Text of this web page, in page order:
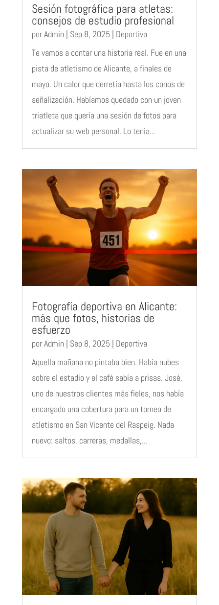
Sesión fotográfica para atletas:
consejos de estudio profesional
porAdmin | Sep 8, 2025 | Deportiva
Te vamos a contar una historia real. Fue en una
pista de atletismo de Alicante, a finales de
mayo. Un calor que derretía hasta los conos de
señalización. Habíamos quedado con un joven
triatleta que quería una sesión de fotos para
actualizar su web personal. Lo tenía...
Fotografía deportiva en Alicante:
más que fotos, historias de
esfuerzo
porAdmin | Sep 8, 2025 | Deportiva
Aquella mañana no pintaba bien. Había nubes
sobre el estadio y el café sabía a prisas. José,
uno de nuestros clientes más fieles, nos había
encargado una cobertura para un torneo de
atletismo en San Vicente del Raspeig. Nada
nuevo: saltos, carreras, medallas,...